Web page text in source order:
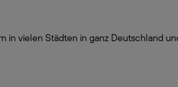
in vielen Städten in ganz Deutschland